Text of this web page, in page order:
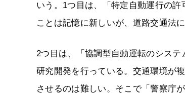
いう。1つ目は、「特定自動運行の
ことは記憶に新しいが、道路交通法
2つ目は、「協調型自動運転のシス
研究開発を行っている。交通環境が
させるのは難しい。そこで「警察庁